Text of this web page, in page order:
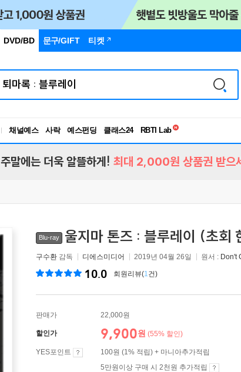
DVD/BD 문구/GIFT 티켓
채널예스 사락 예스펀딩 클래스24
독서유형검사
주말에는 더욱 알뜰하게! 최대 2,000원 상품권 받으
Blu-ray 울지마 톤즈 : 블루레이 (초회
구수환 감독 디에스미디어 2019년 04월 26일 원서 : Don't
10.0 회원리뷰(1건)
판매가 22,000원
할인가 9,900원 (55% 할인)
YES포인트
100원 (1% 적립) + 마니아추가적립
5만원이상 구매 시 2천원 추가적립